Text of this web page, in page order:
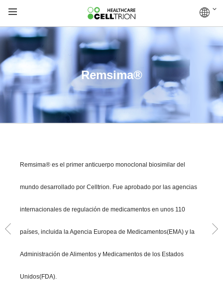
Remsima®
Remsima® es el primer anticuerpo monoclonal biosimilar del
mundo desarrollado por Celltrion. Fue aprobado por las agencias
internacionales de regulación de medicamentos en unos 110
países, incluida la Agencia Europea de Medicamentos(EMA) y la
Administración de Alimentos y Medicamentos de los Estados
Unidos(FDA).